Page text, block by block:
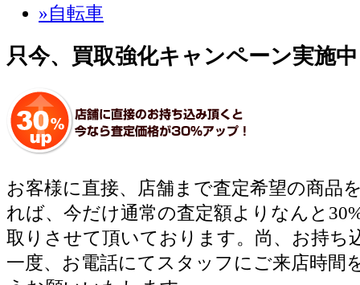
»自転車
只今、買取強化キャンペーン実施
お客様に直接、店舗まで査定希望の商品
れば、今だけ通常の査定額よりなんと
取りさせて頂いております。尚、お持ち
一度、お電話にてスタッフにご来店時間